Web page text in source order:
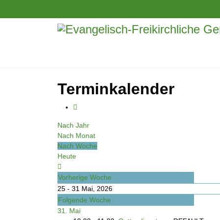
Terminkalender
Nach Jahr
Nach Monat
Nach Woche
Heute
Vorherige Woche
25 - 31 Mai, 2026
Folgende Woche
31. Mai